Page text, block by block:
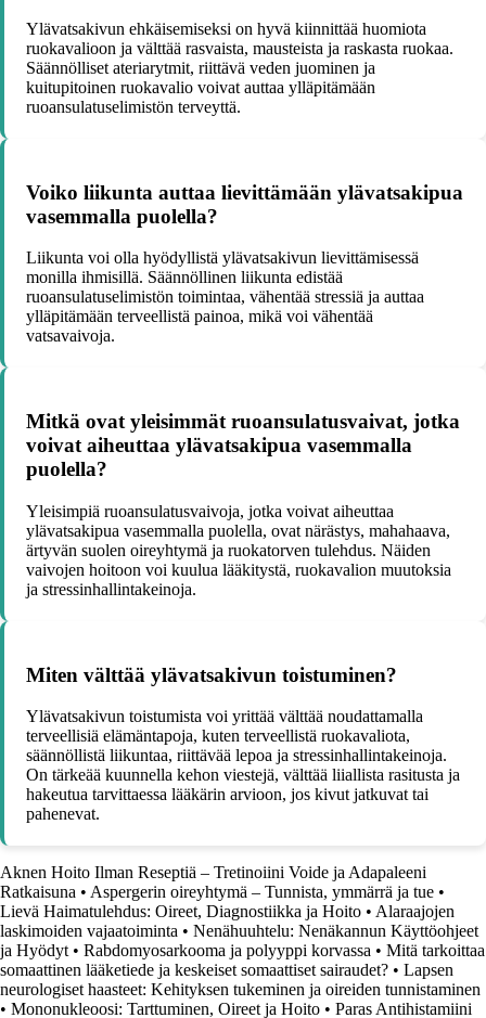
Ylävatsakivun ehkäisemiseksi on hyvä kiinnittää huomiota
ruokavalioon ja välttää rasvaista, mausteista ja raskasta ruokaa.
Säännölliset ateriarytmit, riittävä veden juominen ja
kuitupitoinen ruokavalio voivat auttaa ylläpitämään
ruoansulatuselimistön terveyttä.
Voiko liikunta auttaa lievittämään ylävatsakipua
vasemmalla puolella?
Liikunta voi olla hyödyllistä ylävatsakivun lievittämisessä
monilla ihmisillä. Säännöllinen liikunta edistää
ruoansulatuselimistön toimintaa, vähentää stressiä ja auttaa
ylläpitämään terveellistä painoa, mikä voi vähentää
vatsavaivoja.
Mitkä ovat yleisimmät ruoansulatusvaivat, jotka
voivat aiheuttaa ylävatsakipua vasemmalla
puolella?
Yleisimpiä ruoansulatusvaivoja, jotka voivat aiheuttaa
ylävatsakipua vasemmalla puolella, ovat närästys, mahahaava,
ärtyvän suolen oireyhtymä ja ruokatorven tulehdus. Näiden
vaivojen hoitoon voi kuulua lääkitystä, ruokavalion muutoksia
ja stressinhallintakeinoja.
Miten välttää ylävatsakivun toistuminen?
Ylävatsakivun toistumista voi yrittää välttää noudattamalla
terveellisiä elämäntapoja, kuten terveellistä ruokavaliota,
säännöllistä liikuntaa, riittävää lepoa ja stressinhallintakeinoja.
On tärkeää kuunnella kehon viestejä, välttää liiallista rasitusta ja
hakeutua tarvittaessa lääkärin arvioon, jos kivut jatkuvat tai
pahenevat.
Aknen Hoito Ilman Reseptiä – Tretinoiini Voide ja Adapaleeni
Ratkaisuna • Aspergerin oireyhtymä – Tunnista, ymmärrä ja tue •
Lievä Haimatulehdus: Oireet, Diagnostiikka ja Hoito • Alaraajojen
laskimoiden vajaatoiminta • Nenähuuhtelu: Nenäkannun Käyttöohjeet
ja Hyödyt • Rabdomyosarkooma ja polyyppi korvassa • Mitä tarkoittaa
somaattinen lääketiede ja keskeiset somaattiset sairaudet? • Lapsen
neurologiset haasteet: Kehityksen tukeminen ja oireiden tunnistaminen
• Mononukleoosi: Tarttuminen, Oireet ja Hoito • Paras Antihistamiini